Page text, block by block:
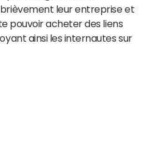
leur entreprise et
pouvoir acheter des liens
ainsi les internautes sur